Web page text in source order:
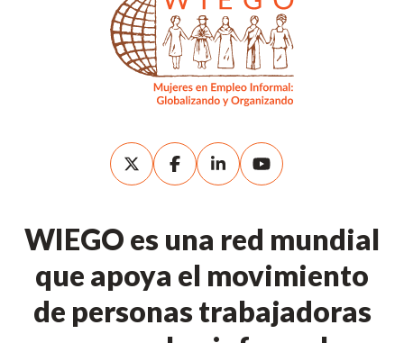
WIEGO es una red mundial
que apoya el movimiento
de personas trabajadoras